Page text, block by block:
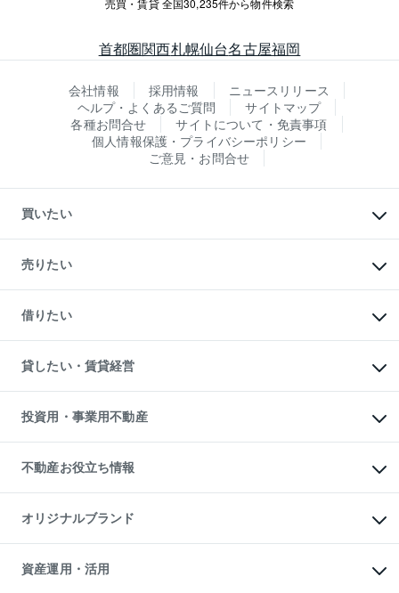
売買・賃貸 全国30,235件から物件検索
首都圏関西札幌仙台名古屋福岡
会社情報 採用情報
ニュースリリース
ヘルプ・よくあるご質問
サイトマップ
各種お問合せ
サイトについて・免責事項
個人情報保護・プライバシーポリシー
ご意見・お問合せ
買いたい
新築・分譲マンションの購入
中古マンションの購入
一戸建ての購入
中古一戸建ての購入
不動産購入の流れ
注目キーワード物件特集
購入ガイド
English 繁体中文簡体中文
売りたい
一戸建ての売却・査定
土地の売却・査定
スピードAI査定
不動産査定について
不動産売却の流れ
不動産買換えの流れ
売却ガイド
借りたい
オフィス・店舗の賃貸
借りるときの流れ
借りるガイド
貸したい・賃貸経営
マンション賃料データ
賃貸管理プラン
リロケーションについて
貸すガイド
投資用・事業用不動産
事業用不動産
マンション投資
投資用マンション
アパート経営
収益物件
ビル購入（ビル一棟）
投資用不動産の売却査定
不動産お役立ち情報
マンションライブラリー
人気マンションランキング
暮らしに役立つ不動産メディア
不動産相場・不動産価格情報
オリジナルブランド
一棟リノベーションマンション
L`GENTE（ルジェンテ）
資産運用・活用